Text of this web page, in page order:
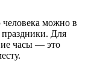
человека можно в
Для
часы — это